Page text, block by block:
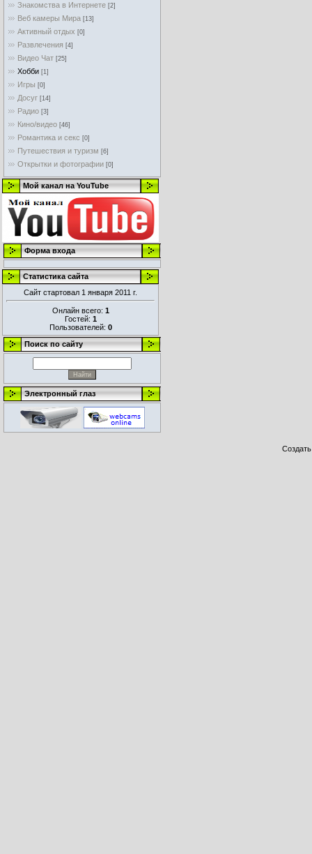
Знакомства в Интернете [2]
Веб камеры Мира [13]
Активный отдых [0]
Развлечения [4]
Видео Чат [25]
Хобби [1]
Игры [0]
Досуг [14]
Радио [3]
Кино/видео [46]
Романтика и секс [0]
Путешествия и туризм [6]
Открытки и фотографии [0]
Мой канал на YouTube
Форма входа
Статистика сайта
Сайт стартовал 1 января 2011 г.
Онлайн всего: 1
Гостей: 1
Пользователей: 0
Поиск по сайту
Электронный глаз